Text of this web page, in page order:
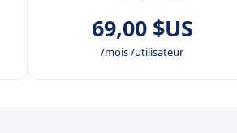
69,00 $US
/mois /utilisateur